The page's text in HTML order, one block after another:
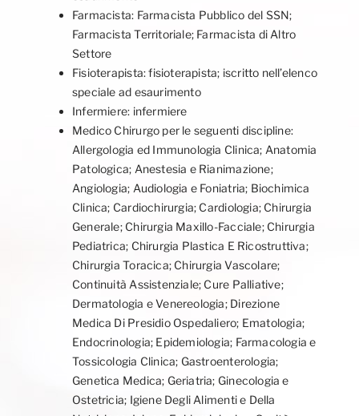
Farmacista: Farmacista Pubblico del SSN;
Farmacista Territoriale; Farmacista di Altro
Settore
Fisioterapista: fisioterapista; iscritto nell’elenco
speciale ad esaurimento
Infermiere: infermiere
Medico Chirurgo per le seguenti discipline:
Allergologia ed Immunologia Clinica; Anatomia
Patologica; Anestesia e Rianimazione;
Angiologia; Audiologia e Foniatria; Biochimica
Clinica; Cardiochirurgia; Cardiologia; Chirurgia
Generale; Chirurgia Maxillo-Facciale; Chirurgia
Pediatrica; Chirurgia Plastica E Ricostruttiva;
Chirurgia Toracica; Chirurgia Vascolare;
Continuità Assistenziale; Cure Palliative;
Dermatologia e Venereologia; Direzione
Medica Di Presidio Ospedaliero; Ematologia;
Endocrinologia; Epidemiologia; Farmacologia e
Tossicologia Clinica; Gastroenterologia;
Genetica Medica; Geriatria; Ginecologia e
Ostetricia; Igiene Degli Alimenti e Della